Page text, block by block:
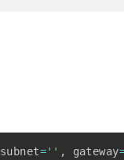
subnet='' , gateway